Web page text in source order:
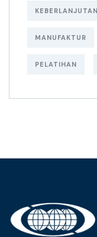
KEBERLANJUTAN
MANUFAKTUR
PELATIHAN